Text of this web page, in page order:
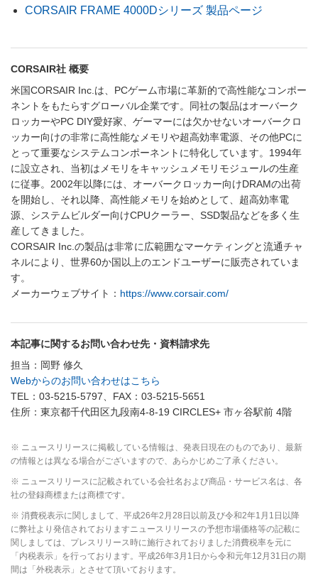
CORSAIR FRAME 4000Dシリーズ 製品ページ
CORSAIR社 概要
米国CORSAIR Inc.は、PCゲーム市場に革新的で高性能なコンポー
ネントをもたらすグローバル企業です。同社の製品はオーバーク
ロッカーやPC DIY愛好家、ゲーマーには欠かせないオーバークロ
ッカー向けの非常に高性能なメモリや超高効率電源、その他PCに
とって重要なシステムコンポーネントに特化しています。1994年
に設立され、当初はメモリをキャッシュメモリモジュールの生産
に従事。2002年以降には、オーバークロッカー向けDRAMの出荷
を開始し、それ以降、高性能メモリを始めとして、超高効率電
源、システムビルダー向けCPUクーラー、SSD製品などを多く生
産してきました。
CORSAIR Inc.の製品は非常に広範囲なマーケティングと流通チャ
ネルにより、世界60か国以上のエンドユーザーに販売されていま
す。
メーカーウェブサイト： https://www.corsair.com/
本記事に関するお問い合わせ先・資料請求先
担当：岡野 修久
Webからのお問い合わせはこちら
TEL：03-5215-5797、FAX：03-5215-5651
住所：東京都千代田区九段南4-8-19 CIRCLES+ 市ヶ谷駅前 4階
※ ニュースリリースに掲載している情報は、発表日現在のものであり、最新
の情報とは異なる場合がございますので、あらかじめご了承ください。
※ ニュースリリースに記載されている会社名および商品・サービス名は、各
社の登録商標または商標です。
※ 消費税表示に関しまして、平成26年2月28日以前及び令和2年1月1日以降
に弊社より発信されておりますニュースリリースの予想市場価格等の記載に
関しましては、プレスリリース時に施行されておりました消費税率を元に
「内税表示」を行っております。平成26年3月1日から令和元年12月31日の期
間は「外税表示」とさせて頂いております。